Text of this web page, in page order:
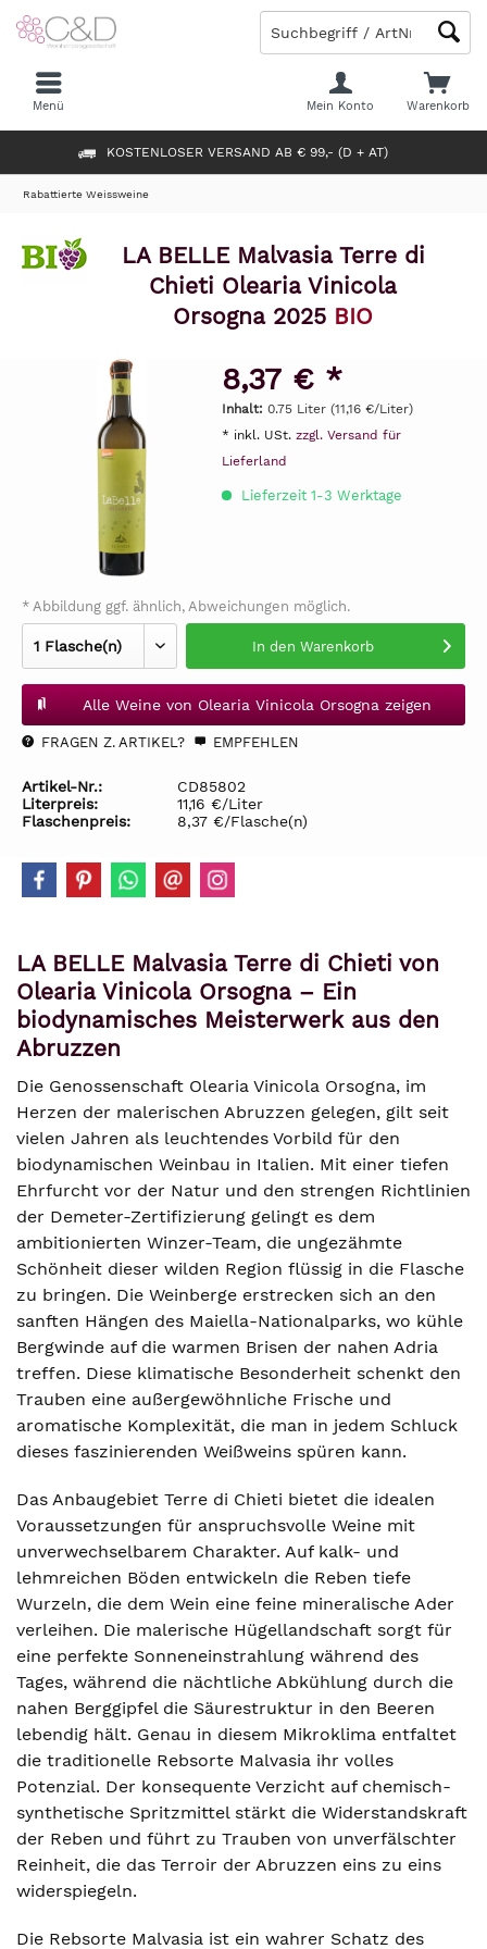
KOSTENLOSER VERSAND AB € 99,- (D + AT)
Warenkorb
Mein Konto
Menü
Rabattierte Weissweine
LA BELLE Malvasia Terre di
Chieti Olearia Vinicola
Orsogna 2025 BIO
8,37 € *
Inhalt: 0.75 Liter (11,16 €/Liter)
* inkl. USt. zzgl. Versand für
Lieferland
Lieferzeit 1-3 Werktage
* Abbildung ggf. ähnlich, Abweichungen möglich.
In den Warenkorb
Alle Weine von Olearia Vinicola Orsogna zeigen
FRAGEN Z. ARTIKEL? EMPFEHLEN
Artikel-Nr.:
CD85802
Literpreis:
11,16 €/Liter
Flaschenpreis:
8,37 €/Flasche(n)
LA BELLE Malvasia Terre di Chieti von
Olearia Vinicola Orsogna – Ein
biodynamisches Meisterwerk aus den
Abruzzen
Die Genossenschaft Olearia Vinicola Orsogna, im
Herzen der malerischen Abruzzen gelegen, gilt seit
vielen Jahren als leuchtendes Vorbild für den
biodynamischen Weinbau in Italien. Mit einer tiefen
Ehrfurcht vor der Natur und den strengen Richtlinien
der Demeter-Zertifizierung gelingt es dem
ambitionierten Winzer-Team, die ungezähmte
Schönheit dieser wilden Region flüssig in die Flasche
zu bringen. Die Weinberge erstrecken sich an den
sanften Hängen des Maiella-Nationalparks, wo kühle
Bergwinde auf die warmen Brisen der nahen Adria
treffen. Diese klimatische Besonderheit schenkt den
Trauben eine außergewöhnliche Frische und
aromatische Komplexität, die man in jedem Schluck
dieses faszinierenden Weißweins spüren kann.
Das Anbaugebiet Terre di Chieti bietet die idealen
Voraussetzungen für anspruchsvolle Weine mit
unverwechselbarem Charakter. Auf kalk- und
lehmreichen Böden entwickeln die Reben tiefe
Wurzeln, die dem Wein eine feine mineralische Ader
verleihen. Die malerische Hügellandschaft sorgt für
eine perfekte Sonneneinstrahlung während des
Tages, während die nächtliche Abkühlung durch die
nahen Berggipfel die Säurestruktur in den Beeren
lebendig hält. Genau in diesem Mikroklima entfaltet
die traditionelle Rebsorte Malvasia ihr volles
Potenzial. Der konsequente Verzicht auf chemisch-
synthetische Spritzmittel stärkt die Widerstandskraft
der Reben und führt zu Trauben von unverfälschter
Reinheit, die das Terroir der Abruzzen eins zu eins
widerspiegeln.
Die Rebsorte Malvasia ist ein wahrer Schatz des